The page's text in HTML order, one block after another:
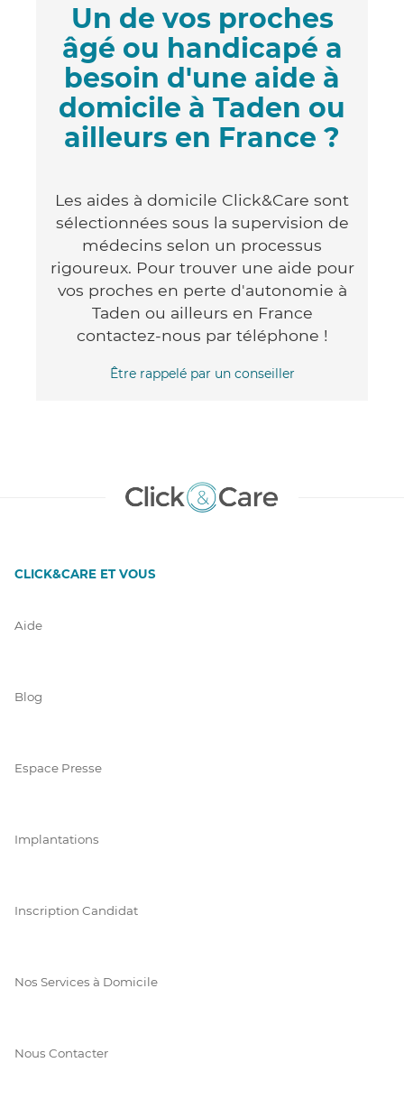
Un de vos proches
âgé ou handicapé a
besoin d'une aide à
domicile à Taden ou
ailleurs en France ?
Les aides à domicile Click&Care sont
sélectionnées sous la supervision de
médecins selon un processus
rigoureux. Pour trouver une aide pour
vos proches en perte d'autonomie à
Taden ou ailleurs en France
contactez-nous par téléphone !
Être rappelé par un conseiller
CLICK&CARE ET VOUS
Aide
Blog
Espace Presse
Implantations
Inscription Candidat
Nos Services à Domicile
Nous Contacter